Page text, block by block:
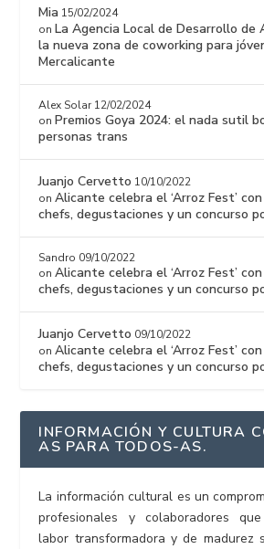
Mia 15/02/2024
onLa Agencia Local de Desarrollo de
la nueva zona de coworking para
Mercalicante
Alex Solar 12/02/2024
onPremios Goya 2024: el nada sutil
personas trans
Juanjo Cervetto 10/10/2022
onAlicante celebra el ‘Arroz Fest’
chefs, degustaciones y un concurso
Sandro 09/10/2022
onAlicante celebra el ‘Arroz Fest’
chefs, degustaciones y un concurso
Juanjo Cervetto 09/10/2022
onAlicante celebra el ‘Arroz Fest’
chefs, degustaciones y un concurso
INFORMACIÓN Y CULTURA
AS PARA TODOS-AS.
La información cultural es un
profesionales y colaboradores
labor transformadora y de madurez